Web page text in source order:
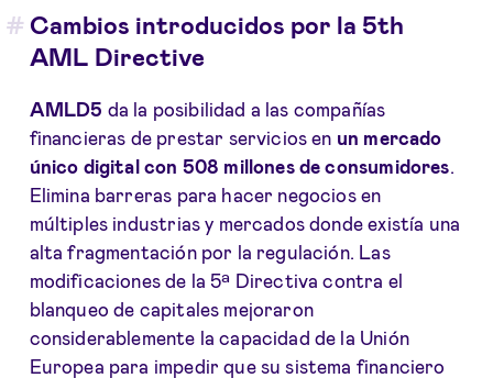
Cambios introducidos por la 5th
AML Directive
AMLD5 da la posibilidad a las compañías
financieras de prestar servicios en un mercado
único digital con 508 millones de consumidores
Elimina barreras para hacer negocios en
múltiples industrias y mercados donde existía una
alta fragmentación por la regulación. Las
modificaciones de la 5ª Directiva contra el
blanqueo de capitales mejoraron
considerablemente la capacidad de la Unión
Europea para impedir que su sistema financiero